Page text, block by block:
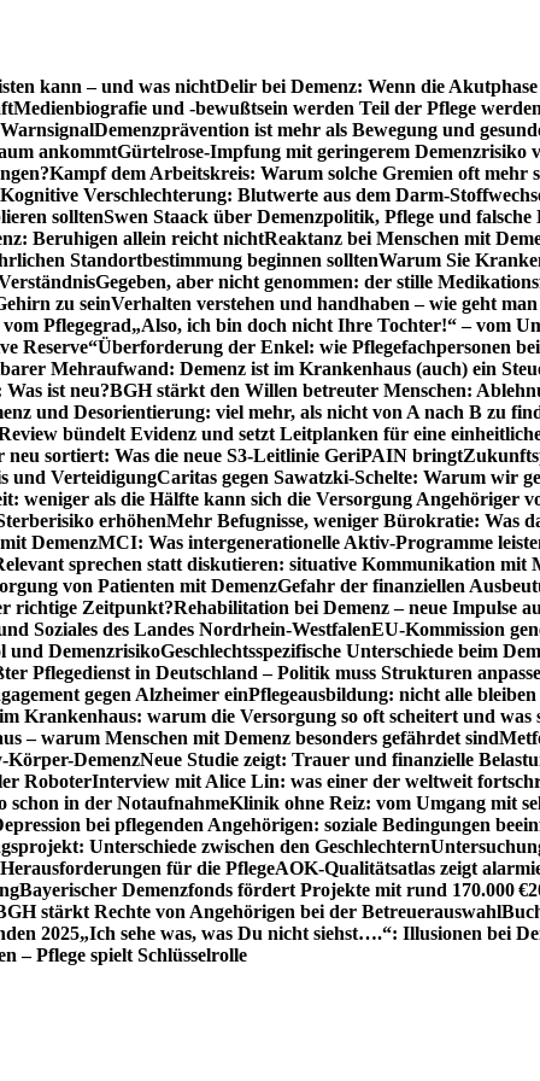
kann – und was nichtDelir bei Demenz: Wenn die
Medienbiografie und -bewußtsein werden Teil der Pflege werden
Demenzprävention ist mehr als Bewegung und
ankommtGürtelrose-Impfung mit geringerem Demenzrisiko
Kampf dem Arbeitskreis: Warum solche Gremien oft mehr
Kognitive Verschlechterung: Blutwerte aus dem Darm-
solltenSwen Staack über Demenzpolitik, Pflege und falsche
Beruhigen allein reicht nichtReaktanz bei Menschen mit
Standortbestimmung beginnen solltenWarum Sie
Gegeben, aber nicht genommen: der stille
zu seinVerhalten verstehen und handhaben – wie geht
Pflegegrad„Also, ich bin doch nicht Ihre Tochter!“ – vom
Reserve“Überforderung der Enkel: wie Pflegefachpersonen
Mehraufwand: Demenz ist im Krankenhaus (auch) ein
ist neu?BGH stärkt den Willen betreuter Menschen:
und Desorientierung: viel mehr, als nicht von A nach B zu
bündelt Evidenz und setzt Leitplanken für eine
neu sortiert: Was die neue S3-Leitlinie GeriPAIN bringt
und VerteidigungCaritas gegen Sawatzki-Schelte: Warum wir
weniger als die Hälfte kann sich die Versorgung Angehöriger
erhöhenMehr Befugnisse, weniger Bürokratie: Was
DemenzMCI: Was intergenerationelle Aktiv-Programme
sprechen statt diskutieren: situative Kommunikation mit
von Patienten mit DemenzGefahr der finanziellen
richtige Zeitpunkt?Rehabilitation bei Demenz – neue Impulse
Soziales des Landes Nordrhein-WestfalenEU-Kommission
und DemenzrisikoGeschlechtsspezifische Unterschiede beim
Pflegedienst in Deutschland – Politik muss Strukturen
gegen Alzheimer einPflegeausbildung: nicht alle bleiben
Krankenhaus: warum die Versorgung so oft scheitert und was
– warum Menschen mit Demenz besonders gefährdet sind
Körper-DemenzNeue Studie zeigt: Trauer und finanzielle
RoboterInterview mit Alice Lin: was einer der weltweit
schon in der NotaufnahmeKlinik ohne Reiz: vom Umgang mit
bei pflegenden Angehörigen: soziale Bedingungen
Unterschiede zwischen den Geschlechtern
für die PflegeAOK-Qualitätsatlas zeigt
Bayerischer Demenzfonds fördert Projekte mit rund 170.000 €
stärkt Rechte von Angehörigen bei der Betreuerauswahl
2025„Ich sehe was, was Du nicht siehst….“: Illusionen bei
– Pflege spielt Schlüsselrolle